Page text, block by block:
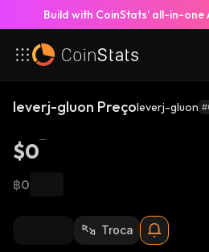
Build with CoinStats’ all-in-one
leverj-gluon Preçoleverj-gluon
$0
฿0
Troca